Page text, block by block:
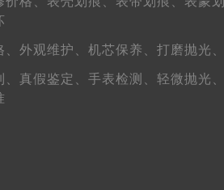
服务中心（需提前预约）
务中心（需提前预约）
务中心（需提前预约）
预约）
预约）
服务中心（需提前预约）
外观维护、 机芯保养、 打磨抛光、
真假鉴定、 手表检测、 轻微抛光、